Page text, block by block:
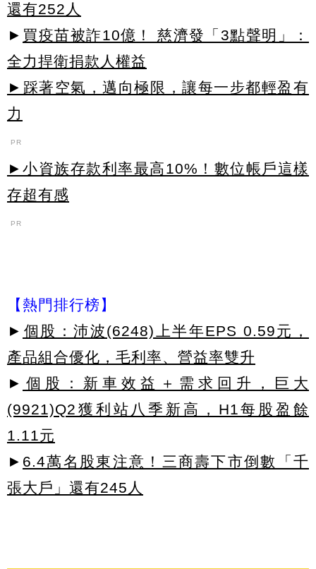
還有252人
► 買疫苗被詐10億！ 慈濟發「3點聲明」：
全力捍衛捐款人權益
►踩著空氣，邁向極限，讓每一步都輕盈有
力
PR
►小資族存款利率最高10%！數位帳戶這樣
存超有感
PR
【熱門排行榜】
► 個股：沛波(6248)上半年EPS 0.59元，
產品組合優化，毛利率、營益率雙升
► 個股：新車效益＋需求回升，巨大
(9921)Q2獲利站八季新高，H1每股盈餘
1.11元
► 6.4萬名股東注意！三商壽下市倒數「千
張大戶」還有245人